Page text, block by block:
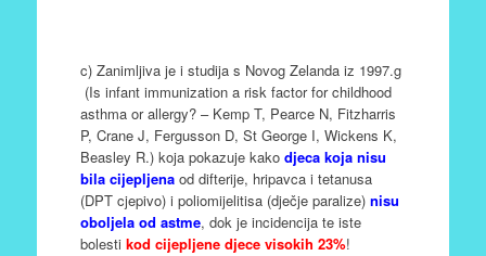
c) Zanimljiva je i studija s Novog Zelanda iz 1997.g
(Is infant immunization a risk factor for childhood
asthma or allergy? – Kemp T, Pearce N, Fitzharris
P, Crane J, Fergusson D, St George I, Wickens K,
Beasley R.) koja pokazuje kako djeca koja nisu
bila cijepljenaod difterije, hripavca i tetanusa
(DPT cjepivo) i poliomijelitisa (dječje paralize) nisu
oboljela od astme, dok je incidencija te iste
bolesti kod cijepljene djece visokih 23%!